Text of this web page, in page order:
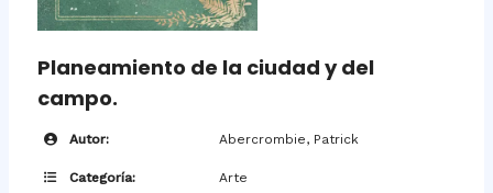
Planeamiento de la ciudad y del
campo.
Autor: Abercrombie, Patrick
Categoría: Arte